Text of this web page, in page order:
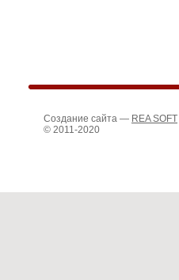
Создание сайта — REA SOFT
© 2011-2020